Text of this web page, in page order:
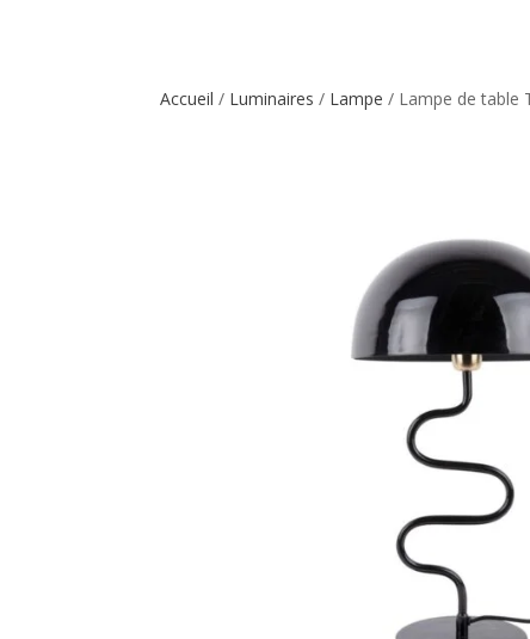
Accueil / Luminaires / Lampe / Lampe de table